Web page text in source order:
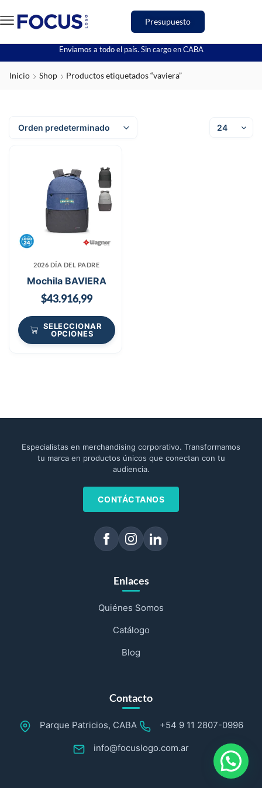
Presupuesto
Enviamos a todo el país. Sin cargo en CABA
Inicio Shop Productos etiquetados “vaviera”
2026 DÍA DEL PADRE
Mochila BAVIERA
$43.916,99
SELECCIONAR
OPCIONES
Especialistas en merchandising corporativo. Transformamos
tu marca en productos únicos que conectan con tu
audiencia.
CONTÁCTANOS
Enlaces
Quiénes Somos
Catálogo
Blog
Contacto
Parque Patricios, CABA +54 9 11 2807-0996
info@focuslogo.com.ar